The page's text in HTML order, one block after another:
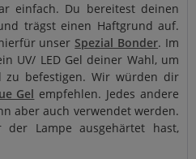
einfach. Du bereitest deinen
trägst einen Haftgrund auf.
unserSpezial Bonder. Im
UV/ LED Gel deiner Wahl, um
zu befestigen. Wir würden dir
Gel empfehlen. Jedes andere
aber auch verwendet werden.
Lampe ausgehärtet hast,